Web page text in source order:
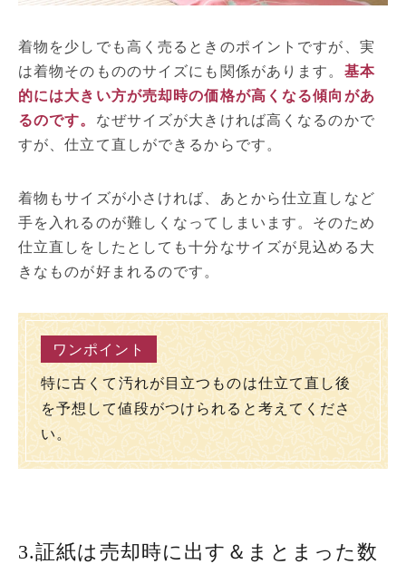
着物を少しでも高く売るときのポイントですが、実
は着物そのもののサイズにも関係があります。 基本
的には大きい方が売却時の価格が高くなる傾向があ
るのです。 なぜサイズが大きければ高くなるのかで
すが、仕立て直しができるからです。
着物もサイズが小さければ、あとから仕立直しなど
手を入れるのが難しくなってしまいます。そのため
仕立直しをしたとしても十分なサイズが見込める大
きなものが好まれるのです。
特に古くて汚れが目立つものは仕立て直し後
を予想して値段がつけられると考えてくださ
い。
3.証紙は売却時に出す＆まとまった数